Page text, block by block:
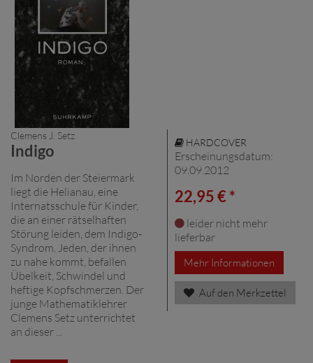
Clemens J. Setz
Indigo
Im Norden der Steiermark
liegt die Helianau, eine
Internatsschule für Kinder,
die an einer rätselhaften
Störung leiden, dem Indigo-
Syndrom. Jeden, der ihnen
zu nahe kommt, befallen
Übelkeit, Schwindel und
heftige Kopfschmerzen. Der
junge Mathematiklehrer
Clemens Setz unterrichtet
an dieser ...
HARDCOVER
Erscheinungsdatum:
09.09.2012
22,95 € *
leider nicht mehr
lieferbar
Mehr Informationen
Auf den Merkzettel